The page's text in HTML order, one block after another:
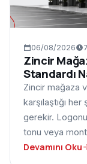
06/08/2026
Zincir
Standardı
Zincir mağaza
karşılaştığı
gerekir.
tonu veya
Devamını Oku